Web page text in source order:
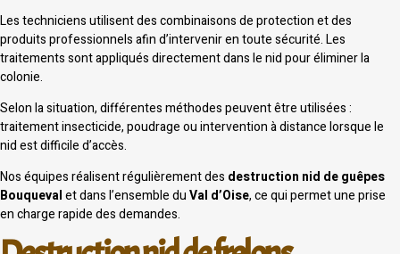
Les techniciens utilisent des combinaisons de protection et des
produits professionnels afin d’intervenir en toute sécurité. Les
traitements sont appliqués directement dans le nid pour éliminer la
colonie.
Selon la situation, différentes méthodes peuvent être utilisées :
traitement insecticide, poudrage ou intervention à distance lorsque le
nid est difficile d’accès.
Nos équipes réalisent régulièrement des destruction nid de guêpes
Bouquevalet dans l’ensemble duVal d’Oise, ce qui permet une prise
en charge rapide des demandes.